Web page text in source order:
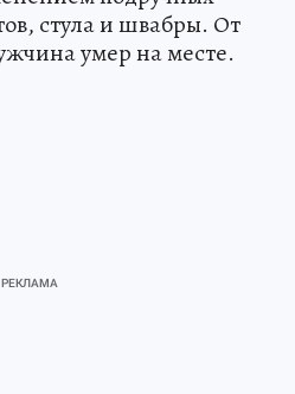
стула и швабры. От
умер на месте.